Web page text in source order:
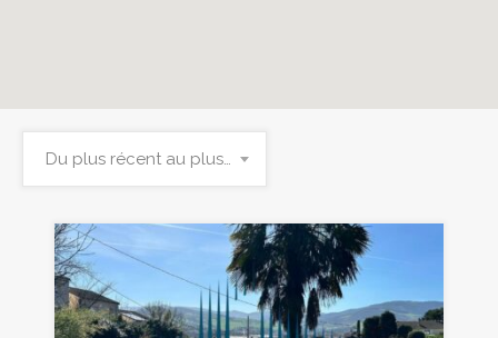
Du plus récent au plus ancien